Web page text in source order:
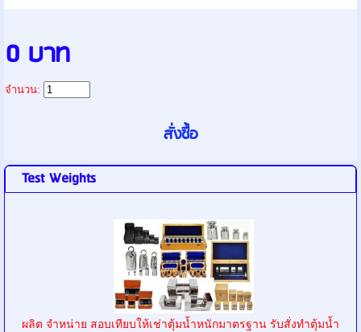
0 บาท
จำนวน:
Test Weights
ผลิต จำหน่าย สอบเทียบให้เช่าตุ้มน้ำหนักมาตรฐาน รับสั่งทำตุ้มน้ำ